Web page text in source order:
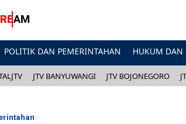
POLITIK DAN PEMERINTAHAN HUKUM
JTV BANYUWANGI JTV BOJONEGORO